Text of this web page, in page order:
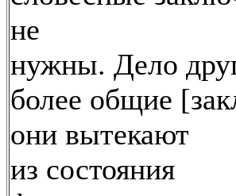
не
нужны. Дело
более общие
они вытекают
из состояния